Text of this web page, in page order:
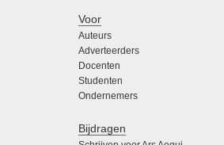
Voor
Auteurs
Adverteerders
Docenten
Studenten
Ondernemers
Bijdragen